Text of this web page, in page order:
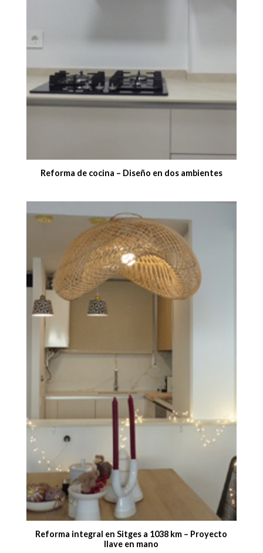
Reforma de cocina – Diseño en dos ambientes
Reforma integral en Sitges a 1038 km – Proyecto
llave en mano